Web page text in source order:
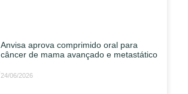
Anvisa aprova comprimido oral para
câncer de mama avançado e metastático
24/06/2026